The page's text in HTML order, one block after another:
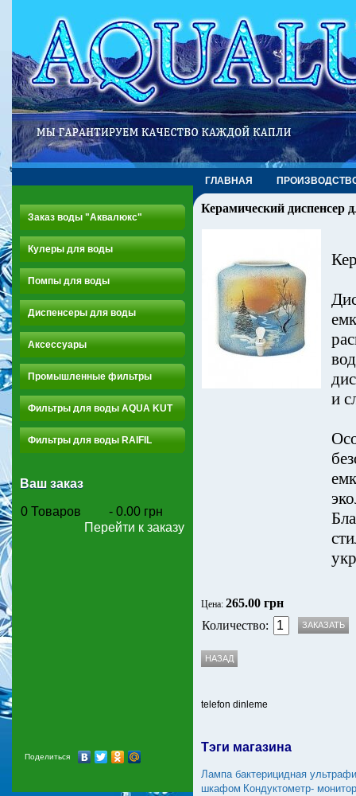
ГЛАВНАЯ
Заказ воды "Аквалюкс"
Кулеры для воды
Помпы для воды
Диспенсеры для воды
Аксессуары
Промышленные фильтры
Фильтры для воды AQUA KUT
Фильтры для воды RAIFIL
Ваш заказ
0 Товаров - 0.00 грн
Перейти к заказу
Поделиться
Керамический диспенсер
и
Цена: 265.00 грн
Количество:
telefon dinleme
Тэги магазина
Лампа бактерицидная
шкафом Кондуктометр-